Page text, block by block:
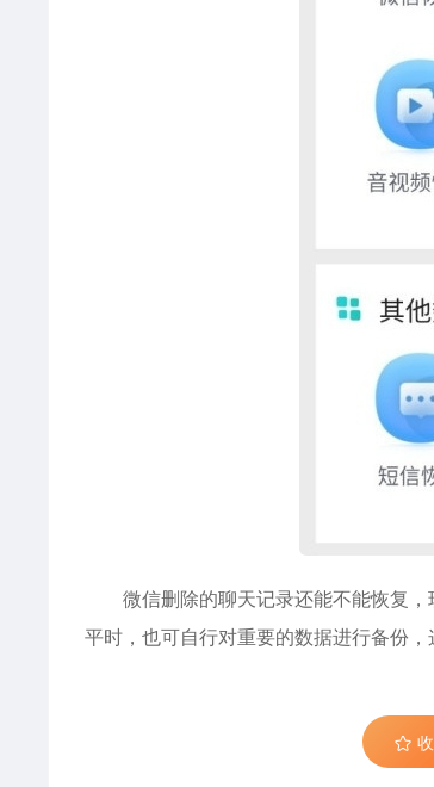
微信删除的聊天记录还能不能恢复，
平时，也可自行对重要的数据进行备份，